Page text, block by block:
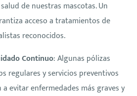
de nuestras mascotas. Un
acceso a tratamientos de
reconocidos.
Continuo: Algunas pólizas
regulares y servicios preventivos
evitar enfermedades más graves y